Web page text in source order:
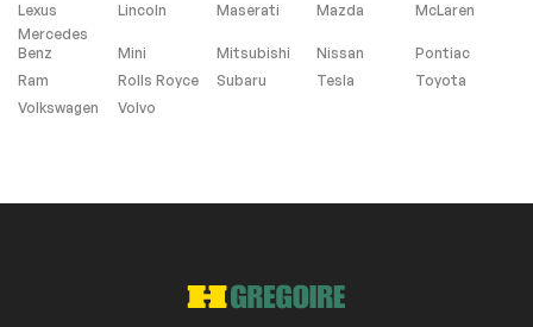
Lexus
Lincoln Maserati Mazda
McLaren
Mercedes
Benz
Mini Mitsubishi Nissan
Pontiac
Ram
Rolls Royce Subaru Tesla
Toyota
Volkswagen
Volvo